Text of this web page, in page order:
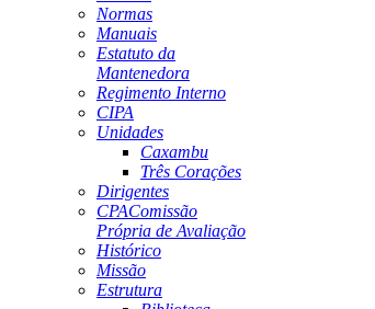
Normas
Manuais
Estatuto da
Mantenedora
Regimento Interno
CIPA
Unidades
Caxambu
Três Corações
Dirigentes
CPAComissão
Própria de Avaliação
Histórico
Missão
Estrutura